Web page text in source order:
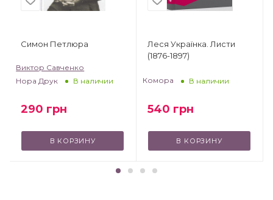
Симон Петлюра
Виктор Савченко
Нора Друк
В наличии
290 грн
В КОРЗИНУ
Леся Українка. Листи
(1876-1897)
Комора В наличии
540 грн
В КОРЗИНУ